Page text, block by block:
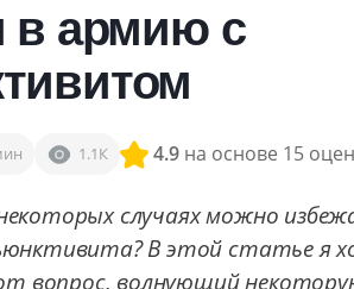
в армию с
1.1К 4.9 на основе 15
случаях можно
В этой статье я
вопрос, волнующий